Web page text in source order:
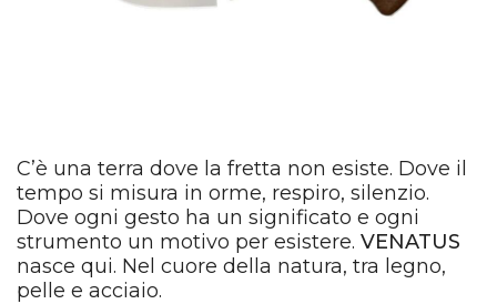
C’è una terra dove la fretta non esiste. Dove il
tempo si misura in orme, respiro, silenzio.
Dove ogni gesto ha un significato e ogni
strumento un motivo per esistere.VENATUS
nasce qui. Nel cuore della natura, tra legno,
pelle e acciaio.